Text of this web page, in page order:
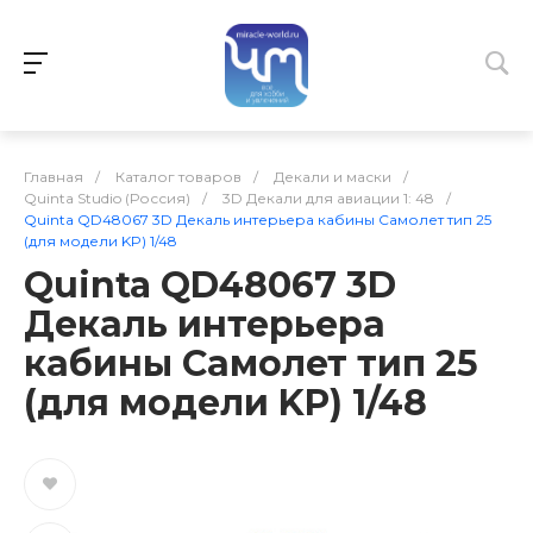
Главная / Каталог товаров / Декали и маски
/
Quinta Studio (Россия)
/ 3D Декали для авиации 1: 48
/
Quinta QD48067 3D Декаль интерьера кабины Самолет тип 25
(для модели KP) 1/48
Quinta QD48067 3D
Декаль интерьера
кабины Самолет тип 25
(для модели KP) 1/48